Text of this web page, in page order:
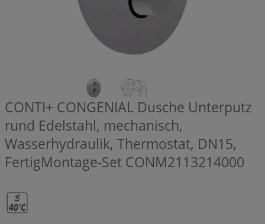
CONTI+ CONGENIAL Dusche Unterputz
rund Edelstahl, mechanisch,
Wasserhydraulik, Thermostat, DN15,
FertigMontage-Set CONM2113214000